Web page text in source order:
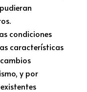
condiciones
características
y por